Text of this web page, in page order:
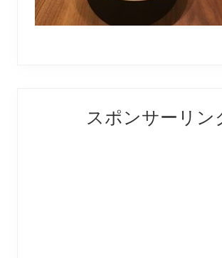
Interactions
Sidebarスポンサーリン